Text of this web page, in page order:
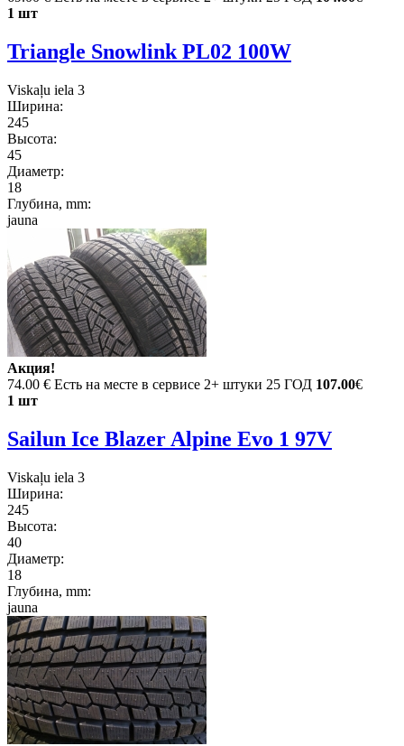
1 шт
Triangle Snowlink PL02 100W
Viskaļu iela 3
Ширина:
245
Высота:
45
Диаметр:
18
Глубина, mm:
jauna
Акция!
74.00 € Есть на месте в сервисе 2+ штуки 25 ГОД 107.00€
1 шт
Sailun Ice Blazer Alpine Evo 1 97V
Viskaļu iela 3
Ширина:
245
Высота:
40
Диаметр:
18
Глубина, mm:
jauna